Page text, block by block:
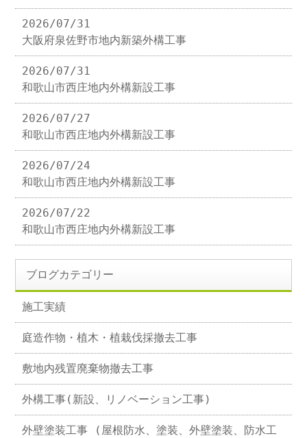
2026/07/31
大阪府泉佐野市地内新築外構工事
2026/07/31
和歌山市西庄地内外構新設工事
2026/07/27
和歌山市西庄地内外構新設工事
2026/07/24
和歌山市西庄地内外構新設工事
2026/07/22
和歌山市西庄地内外構新設工事
ブログカテゴリー
施工実績
庭造作物・植木・植栽伐採撤去工事
敷地内残置廃棄物撤去工事
外構工事(新設、リノベーション工事)
外壁塗装工事 (屋根防水、塗装、外壁塗装、防水工